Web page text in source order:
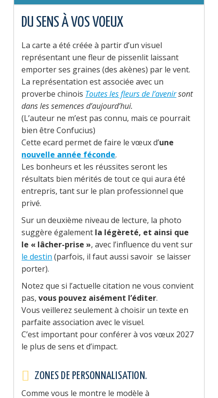
DU SENS À VOS VOEUX
La carte a été créée à partir d’un visuel
représentant une fleur de pissenlit laissant
emporter ses graines (des akènes) par le vent.
La représentation est associée avec un
proverbe chinois Toutes les fleurs de l’avenirsont
dans les semences d’aujourd’hui.
(L’auteur ne m’est pas connu, mais ce pourrait
bien être Confucius)
Cette ecard permet de faire le vœux d’une
nouvelle année féconde.
Les bonheurs et les réussites seront les
résultats bien mérités de tout ce qui aura été
entrepris, tant sur le plan professionnel que
privé.
Sur un deuxième niveau de lecture, la photo
suggère également la légèreté, et ainsi que
le « lâcher-prise », avec l’influence du vent sur
le destin (parfois, il faut aussi savoir se laisser
porter).
Notez que si l’actuelle citation ne vous convient
pas,vous pouvez aisément l’éditer.
Vous veillerez seulement à choisir un texte en
parfaite association avec le visuel.
C’est important pour conférer à vos vœux 2027
le plus de sens et d’impact.
ZONES DE PERSONNALISATION.
Comme vous le montre le modèle à